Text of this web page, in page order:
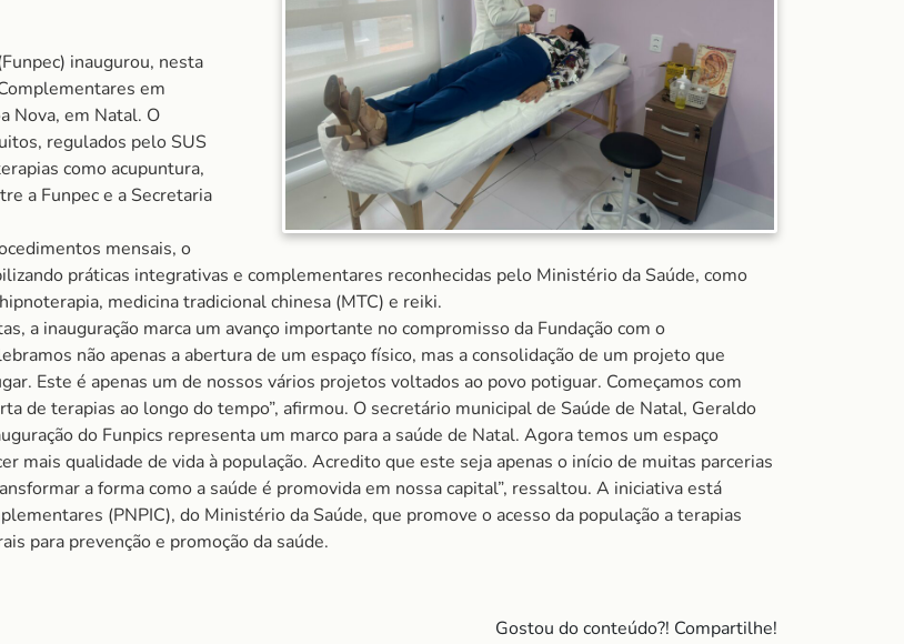
inaugurou, nesta
em
Nova, em Natal. O
regulados pelo SUS
como acupuntura,
a Funpec e a Secretaria
mensais, o
práticas integrativas e complementares reconhecidas pelo Ministério da Saúde, como
medicina tradicional chinesa (MTC) e reiki.
a inauguração marca um avanço importante no compromisso da Fundação com o
não apenas a abertura de um espaço físico, mas a consolidação de um projeto que
Este é apenas um de nossos vários projetos voltados ao povo potiguar. Começamos com
de terapias ao longo do tempo”, afirmou. O secretário municipal de Saúde de Natal, Geraldo
do Funpics representa um marco para a saúde de Natal. Agora temos um espaço
mais qualidade de vida à população. Acredito que este seja apenas o início de muitas parcerias
a forma como a saúde é promovida em nossa capital”, ressaltou. A iniciativa está
(PNPIC), do Ministério da Saúde, que promove o acesso da população a terapias
para prevenção e promoção da saúde.
Gostou do conteúdo?! Compartilhe!